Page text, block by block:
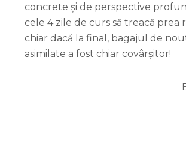
concrete și de perspective
cele 4 zile de curs să treacă prea
chiar dacă la final, bagajul de
asimilate a fost chiar covârșitor!